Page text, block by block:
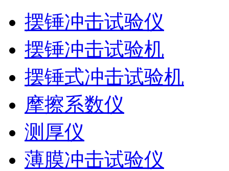
摆锤冲击试验仪
摆锤冲击试验机
摆锤式冲击试验机
摩擦系数仪
测厚仪
薄膜冲击试验仪